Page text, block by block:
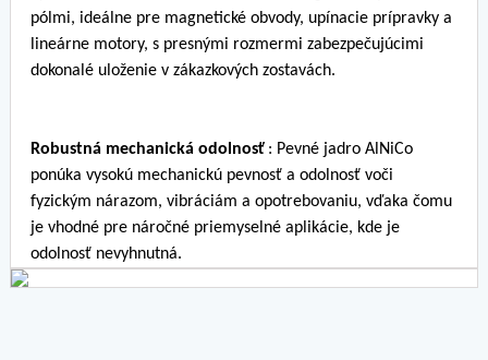
pólmi, ideálne pre magnetické obvody, upínacie prípravky a
lineárne motory, s presnými rozmermi zabezpečujúcimi
dokonalé uloženie v zákazkových zostavách.
Robustná mechanická odolnosť : Pevné jadro AlNiCo
ponúka vysokú mechanickú pevnosť a odolnosť voči
fyzickým nárazom, vibráciám a opotrebovaniu, vďaka čomu
je vhodné pre náročné priemyselné aplikácie, kde je
odolnosť nevyhnutná.